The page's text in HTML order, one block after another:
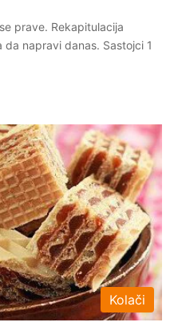
prave. Rekapitulacija
napravi danas. Sastojci 1
Kolači